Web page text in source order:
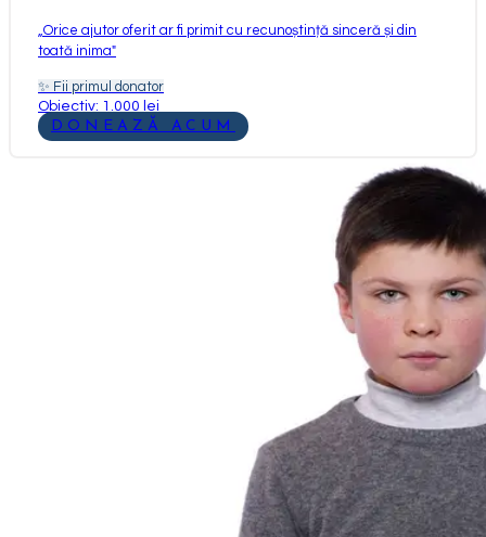
Orice ajutor oferit ar fi primit cu recunoștință sinceră și din
toată inima"
✨ Fii primul donator
Obiectiv: 1.000 lei
DONEAZĂ ACUM